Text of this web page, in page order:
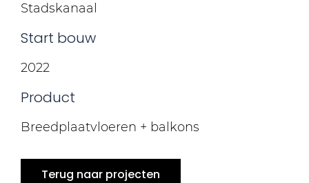
Stadskanaal
Start bouw
2022
Product
Breedplaatvloeren + balkons
Terug naar projecten